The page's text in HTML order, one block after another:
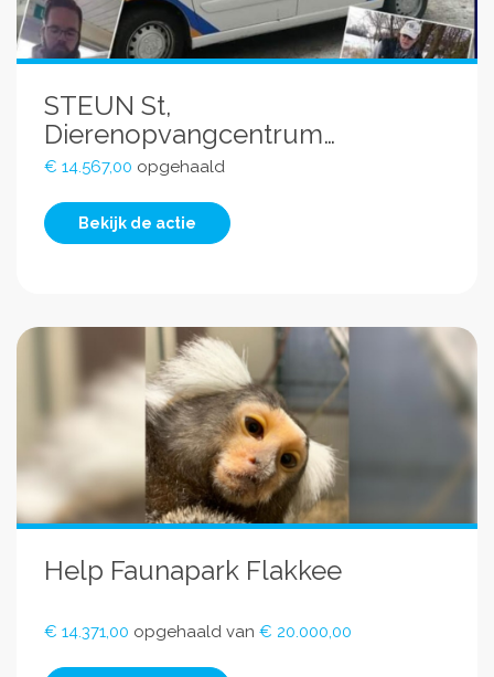
STEUN St,
Dierenopvangcentrum
Groningen
€ 14.567,00 opgehaald
Bekijk de actie
Help Faunapark Flakkee
€ 14.371,00 opgehaald van € 20.000,00